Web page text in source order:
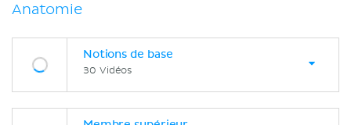
Anatomie
Notions de base
30 Vidéos